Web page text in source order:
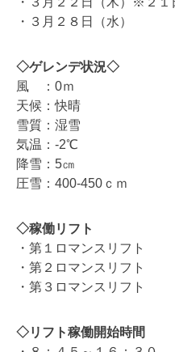
・３月２８日（水）
◇ゲレンデ状況◇
風 ：0ｍ
天候：快晴
雪質：湿雪
気温：-2℃
降雪：5㎝
圧雪：400-450ｃｍ
◇稼働リフト
・第１ロマンスリフト
・第２ロマンスリフト
・第３ロマンスリフト
◇リフト稼働開始時間